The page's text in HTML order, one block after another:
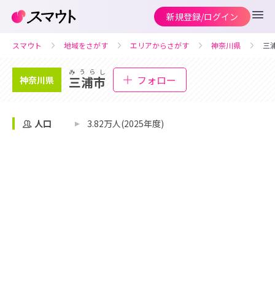
新規登録/ログイン
スマウト 地域をさがす エリアからさがす 神奈川県 三
神奈川県
みうらし
三浦市 フォロー
人口 3.82万人(2025年度)